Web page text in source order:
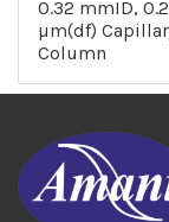
0.32 mmID,
µm(df)
Column